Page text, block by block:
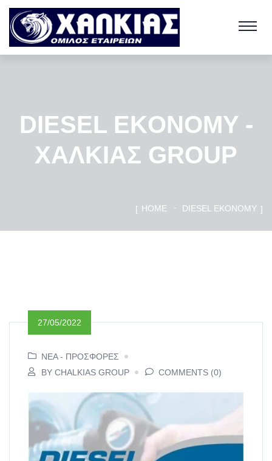
DIESEL EKONOMY -
ΧΑΛΚΙΑΣ GROUP
HOME DIESEL EKONOMY
27/05/2022
ΝΕΑ - ΠΡΟΣΦΟΡΕΣ
BY CHALKIAS GROUP
COMMENTS (0)